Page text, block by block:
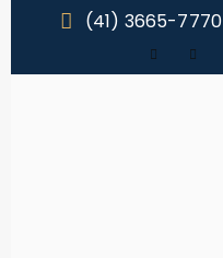
(41) 3665-7770